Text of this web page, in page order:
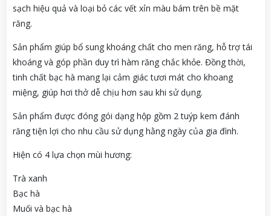
sạch hiệu quả và loại bỏ các vết xỉn màu bám trên bề mặt
răng.
Sản phẩm giúp bổ sung khoáng chất cho men răng, hỗ trợ tái
khoáng và góp phần duy trì hàm răng chắc khỏe. Đồng thời,
tinh chất bạc hà mang lại cảm giác tươi mát cho khoang
miệng, giúp hơi thở dễ chịu hơn sau khi sử dụng.
Sản phẩm được đóng gói dạng hộp gồm 2 tuýp kem đánh
răng tiện lợi cho nhu cầu sử dụng hằng ngày của gia đình.
Hiện có 4 lựa chọn mùi hương:
Trà xanh
Bạc hà
Muối và bạc hà